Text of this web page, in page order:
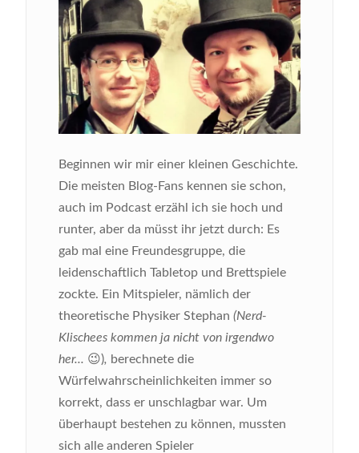
Bild
Beginnen wir mir einer kleinen Geschichte.
Die meisten Blog-Fans kennen sie schon,
auch im Podcast erzähl ich sie hoch und
runter, aber da müsst ihr jetzt durch: Es
gab mal eine Freundesgruppe, die
leidenschaftlich Tabletop und Brettspiele
zockte. Ein Mitspieler, nämlich der
theoretische Physiker Stephan (Nerd-
Klischees kommen ja nicht von irgendwo
her... 😉), berechnete die
Würfelwahrscheinlichkeiten immer so
korrekt, dass er unschlagbar war. Um
überhaupt bestehen zu können, mussten
sich alle anderen Spieler